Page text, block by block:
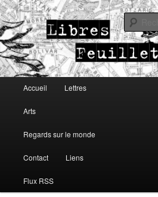
Libres Feuillets
Lettres, arts, regards sur le monde
Aller au contenu principal
Aller au contenu secondaire
Accueil Lettres
Arts
Regards sur le monde
Contact Liens
Flux RSS